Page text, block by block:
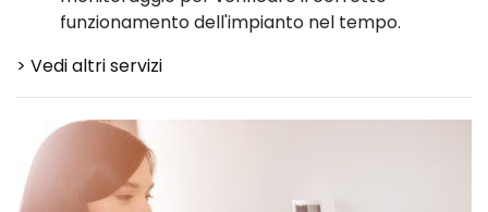
funzionamento dell'impianto nel tempo.
> Vedi altri servizi